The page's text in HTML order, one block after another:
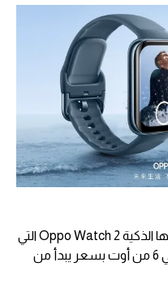
أعلنت شركة Oppo اليوم عن ساعتها الذكية Oppo Watch 2 التي
تتوفر للحجز المسبق ويبدأ الشحن في 6 من أوت بسعر يبدأ من